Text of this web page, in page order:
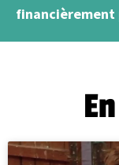
financièrement